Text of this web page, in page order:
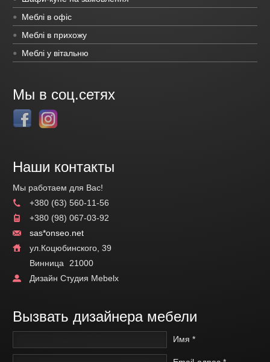
Меблі в офіс
Меблі в прихожу
Меблі у вітальню
Мы в соц.сетях
Наши контакты
Мы работаем для Вас!
+380 (63) 560-11-56
+380 (98) 067-03-92
sas*onseo.net
ул.Коцюбинского, 39
Винница
21000
Дизайн Студия Mebelx
Вызвать дизайнера мебели
Имя *